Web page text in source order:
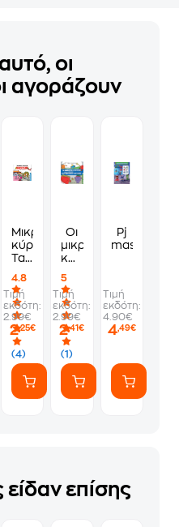
οι
αγοράζουν
Μικροί
κύριοι:
Ταξίδι
Κίνα
4.8
(4)
Τιμή
εκδότη:
2.99€
2,25€
Οι
μικροί
κύριοι
οι
Ολυμπιακοί
Αγώνες
5
(1)
Τιμή
εκδότη:
2.99€
2,41€
Pj
masks
Τιμή
εκδότη:
4.90€
4,49€
επίσης